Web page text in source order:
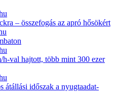
– összefogás az apró hősökért
val hajtott, több mint 300 ezer
átállási időszak a nyugtaadat-